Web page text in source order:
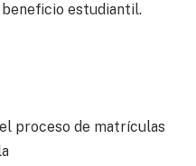
estudiantil.
proceso de matrículas